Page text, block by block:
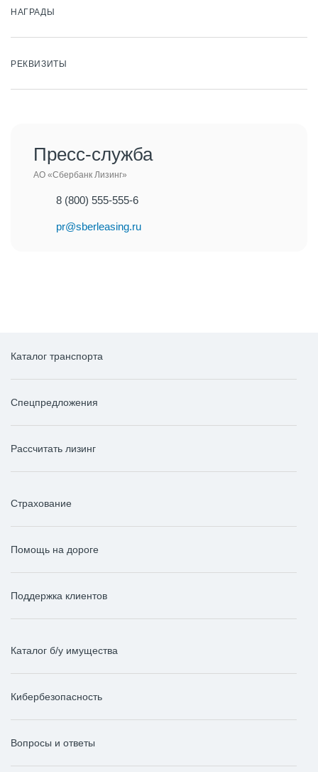
НАГРАДЫ
РЕКВИЗИТЫ
Пресс-служба
АО «Сбербанк Лизинг»
8 (800) 555-555-6
pr@sberleasing.ru
Каталог транспорта
Спецпредложения
Рассчитать лизинг
Страхование
Помощь на дороге
Поддержка клиентов
Каталог б/у имущества
Кибербезопасность
Вопросы и ответы